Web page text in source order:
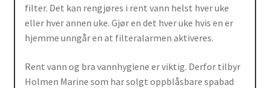
filter. Det kan rengjøres i rent vann helst hver uke
eller hver annen uke. Gjør en det hver uke hvis en er
hjemme unngår en at filteralarmen aktiveres.
Rent vann og bra vannhygiene er viktig. Derfor tilbyr
Holmen Marine som har solgt oppblåsbare spabad